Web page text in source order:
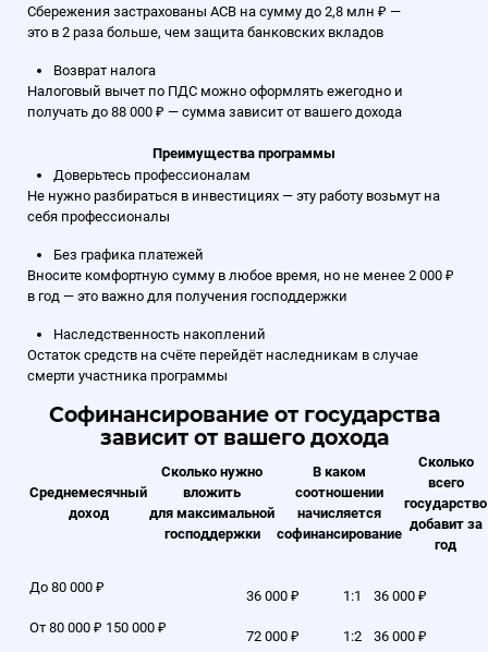
Сбережения застрахованы АСВ на сумму до 2,8 млн ₽ —
это в 2 раза больше, чем защита банковских вкладов
Возврат налога
Налоговый вычет по ПДС можно оформлять ежегодно и
получать до 88 000 ₽ — сумма зависит от вашего дохода
Преимущества программы
Доверьтесь профессионалам
Не нужно разбираться в инвестициях — эту работу возьмут на
себя профессионалы
Без графика платежей
Вносите комфортную сумму в любое время, но не менее 2 000 ₽
в год — это важно для получения господдержки
Наследственность накоплений
Остаток средств на счёте перейдёт наследникам в случае
смерти участника программы
Софинансирование от государства
зависит от вашего дохода
Среднемесячный
доход
Сколько нужно
вложить
для максимальной
господдержки
В каком
соотношении
начисляется
софинансирование
Сколько
всего
государство
добавит за
год
До 80 000 ₽
36 000 ₽ 1:1
36 000 ₽
От 80 000 ₽ 150 000 ₽
72 000 ₽ 1:2
36 000 ₽